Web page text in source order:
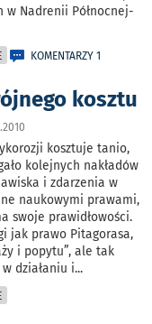
w Nadrenii Północnej-
KOMENTARZY 1
kosztu
kosztuje tanio,
kolejnych nakładów
i zdarzenia w
naukowymi prawami,
swoje prawidłowości.
jak prawo Pitagorasa,
i popytu”, ale tak
działaniu i...